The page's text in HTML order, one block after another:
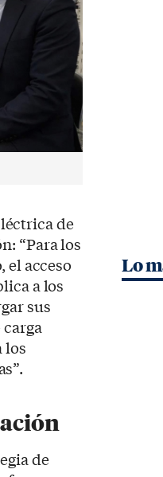
de
“Para los
el acceso
a los
sus
los
de
Lo